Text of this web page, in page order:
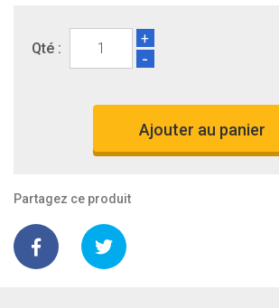
Qté :
+
-
Ajouter au panier
Partagez ce produit